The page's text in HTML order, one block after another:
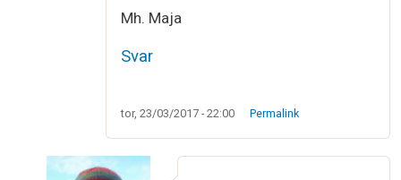
Mh. Maja
Svar
tor, 23/03/2017 - 22:00 Permalink